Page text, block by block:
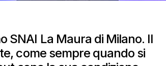
SNAI La Maura di Milano. Il
come sempre quando si